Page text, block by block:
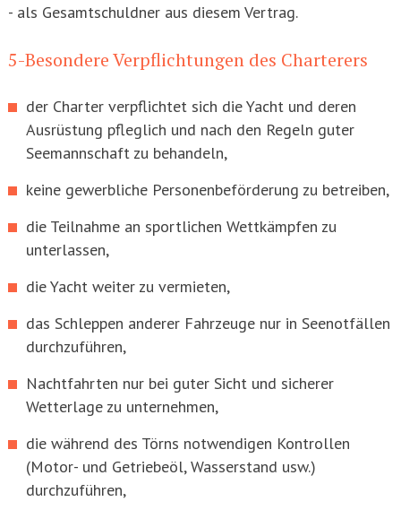
- als Gesamtschuldner aus diesem Vertrag.
5-Besondere Verpflichtungen des Charterers
der Charter verpflichtet sich die Yacht und deren
Ausrüstung pfleglich und nach den Regeln guter
Seemannschaft zu behandeln,
keine gewerbliche Personenbeförderung zu betreiben,
die Teilnahme an sportlichen Wettkämpfen zu
unterlassen,
die Yacht weiter zu vermieten,
das Schleppen anderer Fahrzeuge nur in Seenotfällen
durchzuführen,
Nachtfahrten nur bei guter Sicht und sicherer
Wetterlage zu unternehmen,
die während des Törns notwendigen Kontrollen
(Motor- und Getriebeöl, Wasserstand usw.)
durchzuführen,